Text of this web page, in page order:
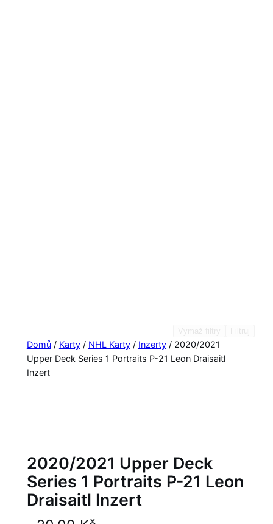
Domů/ Karty/ NHL Karty/ Inzerty/ 2020/2021
Upper Deck Series 1 Portraits P-21 Leon Draisaitl
Inzert
2020/2021 Upper Deck
Series 1 Portraits P-21 Leon
Draisaitl Inzert